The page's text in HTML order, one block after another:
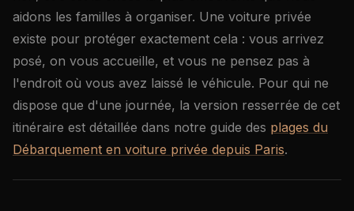
aidons les familles à organiser. Une voiture privée
existe pour protéger exactement cela : vous arrivez
posé, on vous accueille, et vous ne pensez pas à
l'endroit où vous avez laissé le véhicule. Pour qui ne
dispose que d'une journée, la version resserrée de cet
itinéraire est détaillée dans notre guide des plages du
Débarquement en voiture privée depuis Paris.